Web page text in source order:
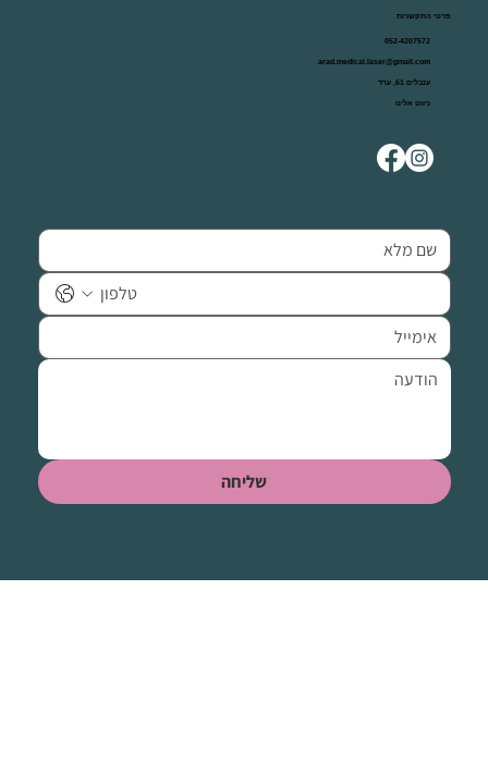
שליחה
פרטי התקשרות
052-4207572
arad.medical.laser@gmail.com
ענבלים 61, ערד
ניווט אלינו